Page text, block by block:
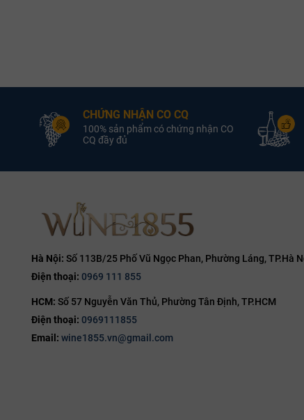
Latour
Giống Nho:
Pinot Noir
14.0% ABV
Pinot Noir
13.5%
CHỨNG NHẬN CO CQ
100% sản phẩm có chứng nhận CO
CQ đầy đủ
Hà Nội: Số 113B/25 Phố Vũ Ngọc Phan, Phường Láng, TP.Hà
Điện thoại: 0969 111 855
HCM: Số 57 Nguyễn Văn Thủ, Phường Tân Định, TP.HCM
Điện thoại: 0969111855
Email: wine1855.vn@gmail.com